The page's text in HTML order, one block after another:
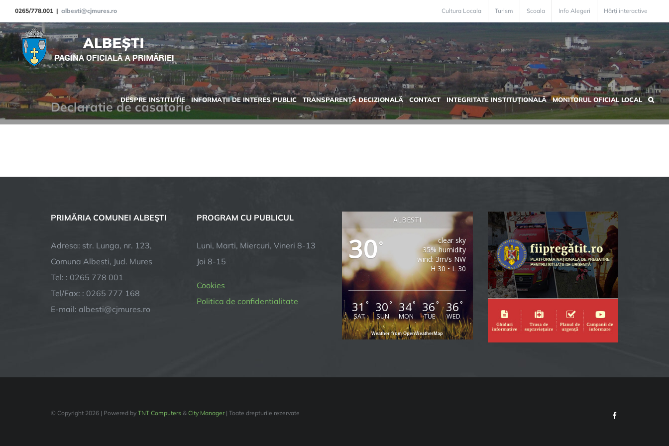
Skip
to
content
0265/778.001 | albesti@cjmures.ro Cultura Locala Turism Scoala Info Alegeri Hărți interactive
DESPRE INSTITUȚIE INFORMAȚII DE INTERES PUBLIC TRANSPARENȚĂ DECIZIONALĂ CONTACT INTEGRITATE INSTITUȚIONALĂ MONITORUL OFICIAL LOCAL
Declaratie de casatorie
PRIMĂRIA COMUNEI ALBEŞTI
Adresa: str. Lunga, nr. 123,
Comuna Albesti, Jud. Mures
Tel: : 0265 778 001
Tel/Fax: : 0265 777 168
E-mail: albesti@cjmures.ro
PROGRAM CU PUBLICUL
Luni, Marti, Miercuri, Vineri 8-13
Joi 8-15
Cookies
Politica de confidentialitate
ALBESTI
30°
clear sky
35% humidity
wind: 3m/s NW
H 30 • L 30
31°
SAT
30°
SUN
34°
MON
36°
TUE
36°
WED
Weather from OpenWeatherMap
© Copyright 2026 | Powered by TNT Computers & City Manager| Toate drepturile rezervate